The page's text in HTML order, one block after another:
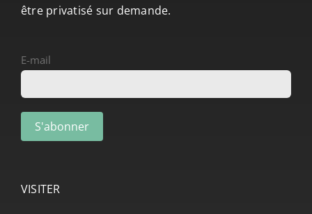
être privatisé sur demande.
E-mail
VISITER